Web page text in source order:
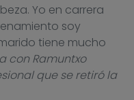
Yo en carrera
soy
tiene mucho
con Ramuntxo
que se retiró la